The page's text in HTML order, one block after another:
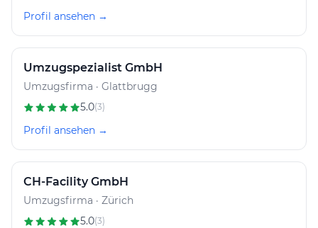
Profil ansehen →
Umzugspezialist GmbH
Umzugsfirma · Glattbrugg
5.0(3)
Profil ansehen →
CH-Facility GmbH
Umzugsfirma · Zürich
5.0(3)